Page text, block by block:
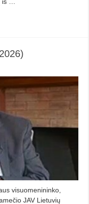
visuomenininko,
JAV Lietuvių